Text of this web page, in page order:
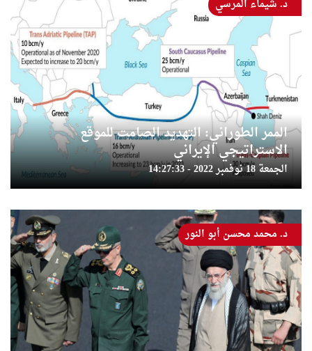
الممر الطوراني: التهديد الصامت للموقع
الاستراتيجي الإيراني
الجمعة 18 نوفمبر 2022 - 14:27:33
د. شيماء المرسي
د. محمد محسن أبو النور